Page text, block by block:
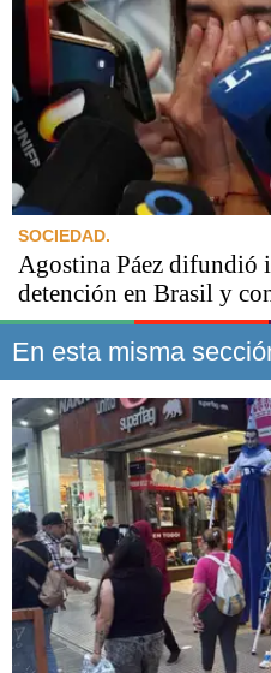
SOCIEDAD.
Agostina Páez difundió
detención en Brasil y
En esta misma